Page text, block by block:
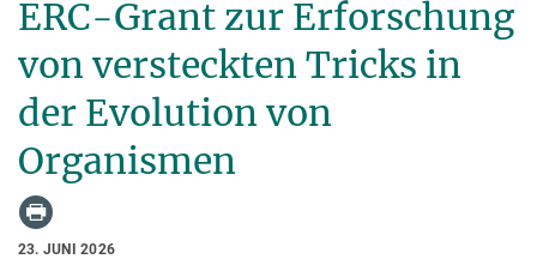
ERC-Grant zur Erforschung
von versteckten Tricks in
der Evolution von
Organismen
23. JUNI 2026